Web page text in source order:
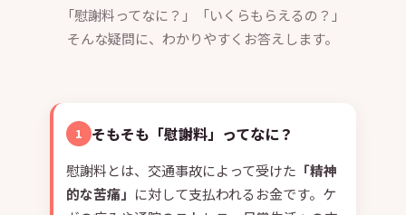
「慰謝料ってなに？」「いくらもらえるの？」
そんな疑問に、わかりやすくお答えします。
1 そもそも「慰謝料」ってなに？
慰謝料とは、交通事故によって受けた 「精神
的な苦痛」 に対して支払われるお金です。ケ